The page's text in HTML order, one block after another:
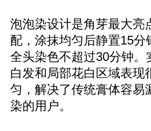
泡泡染设计是角芽最大
配，涂抹均匀后静置15
全头染色不超过30分钟
白发和局部花白区域表现
匀，解决了传统膏体容易
染的用户。